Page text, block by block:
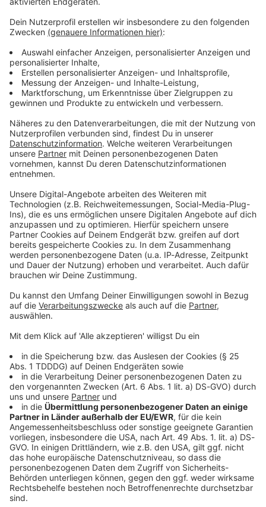
Verpass' nichts mehr - mit unserem kostenlosen
ANTENNE BAYERN Newsletter. Ob Nachrichten,
Lifestyle oder unsere neuesten Aktionen - wir
informieren dich.
Zum Newsletter anmelden
Du möchtest uns etwas sagen?
Studio Hotline
Kontaktformular
Sprachnachricht
© dpa-infocom, dpa:260704-930-334650/1
Bayern